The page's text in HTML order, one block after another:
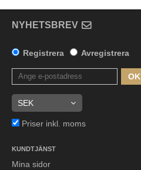
NYHETSBREV
Registrera Avregistrera
OK
Priser inkl. moms
KUNDTJÄNST
Mina sidor